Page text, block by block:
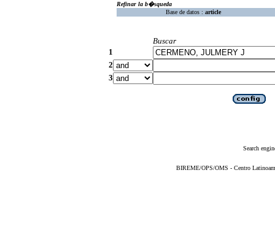
Refinar la b�squeda
Base de datos : article
Buscar
1
2
3
Search
BIREME/OPS/OMS - Centro